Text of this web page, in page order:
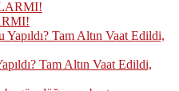
Tam Altın Vaat Edildi,